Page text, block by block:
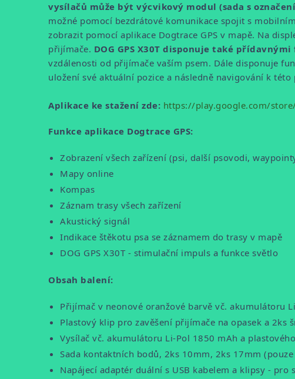
vysílačů může být výcvikový modul (sada s
možné pomocí bezdrátové komunikace spojit s
zobrazit pomocí aplikace Dogtrace GPS v mapě. Na
přijímače. DOG GPS X30T disponuje také
vzdálenosti od přijímače vaším psem. Dále disponuje
uložení své aktuální pozice a následně navigování k
Aplikace ke stažení zde: https://play.google.com/
Funkce aplikace Dogtrace GPS:
Zobrazení všech zařízení (psi, další psovodi,
Mapy online
Kompas
Záznam trasy všech zařízení
Akustický signál
Indikace štěkotu psa se záznamem do trasy v mapě
DOG GPS X30T - stimulační impuls a funkce světlo
Obsah balení:
Přijímač v neonové oranžové barvě vč. akumulátoru
Plastový klip pro zavěšení přijímače na opasek a 2ks
Vysílač vč. akumulátoru Li-Pol 1850 mAh a
Sada kontaktních bodů, 2ks 10mm, 2ks 17mm (pouze
Napájecí adaptér duální s USB kabelem a klipsy -